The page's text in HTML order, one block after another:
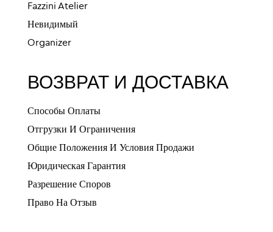
Fazzini Atelier
Невидимый
Organizer
ВОЗВРАТ И ДОСТАВКА
Способы Оплаты
Отгрузки И Ограничения
Общие Положения И Условия Продажи
Юридическая Гарантия
Разрешение Споров
Право На Отзыв